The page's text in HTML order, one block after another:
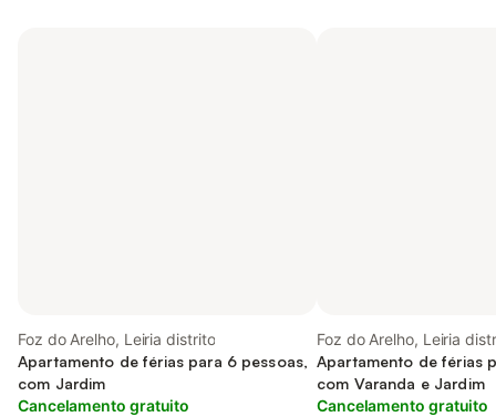
Foz do Arelho, Leiria distrito
Apartamento de férias para 6 pessoas,
com Jardim
Cancelamento gratuito
Foz do Arelho, Leiria
Apartamento de férias
com Varanda e Jardim
Cancelamento gratuito